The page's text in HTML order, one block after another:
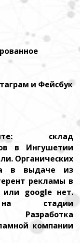
и Фейсбук
склад
в Ингушетии
Органических
в выдаче из
рекламы в
или google нет.
стадии
Разработка
компании